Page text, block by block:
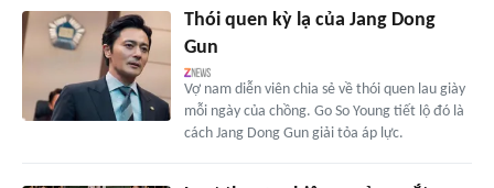
Thói quen kỳ lạ của Jang Dong
Gun
Vợ nam diễn viên chia sẻ về thói quen lau giày
mỗi ngày của chồng. Go So Young tiết lộ đó là
cách Jang Dong Gun giải tỏa áp lực.